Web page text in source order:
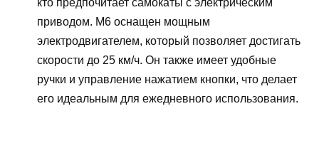
кто предпочитает самокаты с электрическим
приводом. M6 оснащен мощным
электродвигателем, который позволяет достигать
скорости до 25 км/ч. Он также имеет удобные
ручки и управление нажатием кнопки, что делает
его идеальным для ежедневного использования.